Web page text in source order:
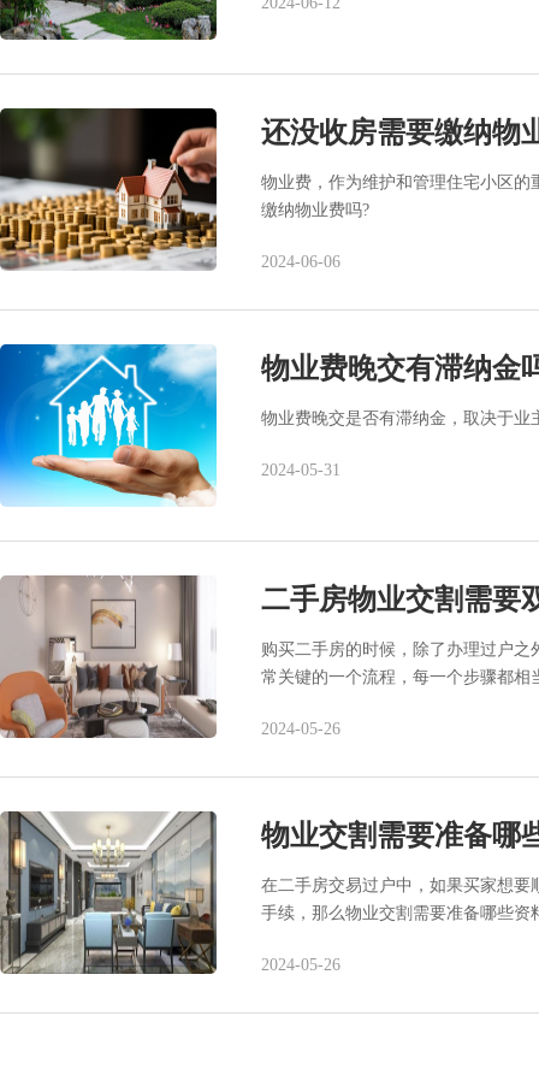
还没收房需要缴纳物
物业费，作为维护和管理住宅小区
缴纳物业费吗?
2024-06-06
物业费晚交有滞纳金
物业费晚交是否有滞纳金，取决于
2024-05-31
二手房物业交割需要
购买二手房的时候，除了办理过户
常关键的一个流程，每一个步骤都相
2024-05-26
物业交割需要准备哪
在二手房交易过户中，如果买家想
手续，那么物业交割需要准备哪些资
2024-05-26